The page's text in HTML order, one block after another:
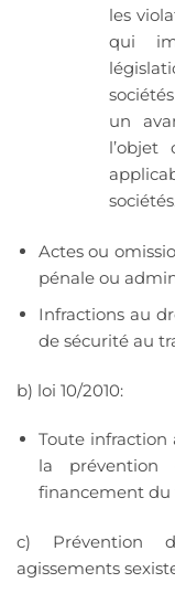
les
qui
un
Actes ou
pénale ou
Infractions au
de sécurité au
b) loi 10/2010:
Toute infraction
la prévention
financement du
c) Prévention
agissements